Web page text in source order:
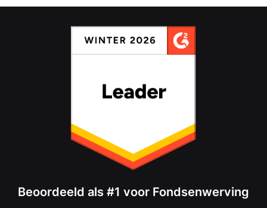
Beoordeeld als #1 voor Fondsenwerving